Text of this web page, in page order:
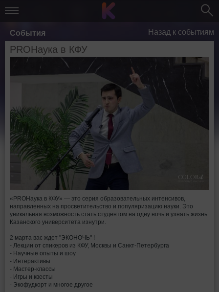
События Назад к событиям
PROНаука в КФУ
«PROНаука в КФУ» — это серия образовательных интенсивов,
направленных на просветительство и популяризацию науки. Это
уникальная возможность стать студентом на одну ночь и узнать жизнь
Казанского университета изнутри.
2 марта вас ждет "ЭКОНОЧЬ" !
- Лекции от спикеров из КФУ, Москвы и Санкт-Петербурга
- Научные опыты и шоу
- Интерактивы
- Мастер-классы
- Игры и квесты
- Экофудкорт и многое другое